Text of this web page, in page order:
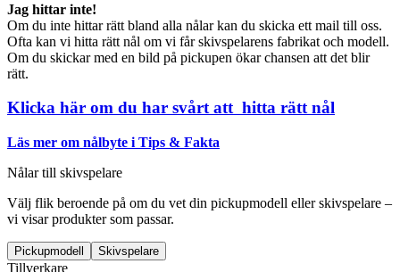
Jag hittar inte!
Om du inte hittar rätt bland alla nålar kan du skicka ett mail till oss.
Ofta kan vi hitta rätt nål om vi får skivspelarens fabrikat och modell.
Om du skickar med en bild på pickupen ökar chansen att det blir
rätt.
Klicka här om du har svårt att hitta rätt nål
Läs mer om nålbyte i Tips & Fakta
Nålar till skivspelare
Välj flik beroende på om du vet din pickupmodell eller skivspelare –
vi visar produkter som passar.
Pickupmodell Skivspelare
Tillverkare